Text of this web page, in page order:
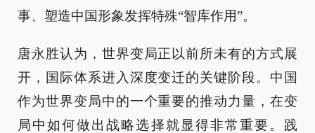
事、塑造中国形象发挥特殊“智库作用”。
唐永胜认为，世界变局正以前所未有的方式展
开，国际体系进入深度变迁的关键阶段。中国
作为世界变局中的一个重要的推动力量，在变
局中如何做出战略选择就显得非常重要。践